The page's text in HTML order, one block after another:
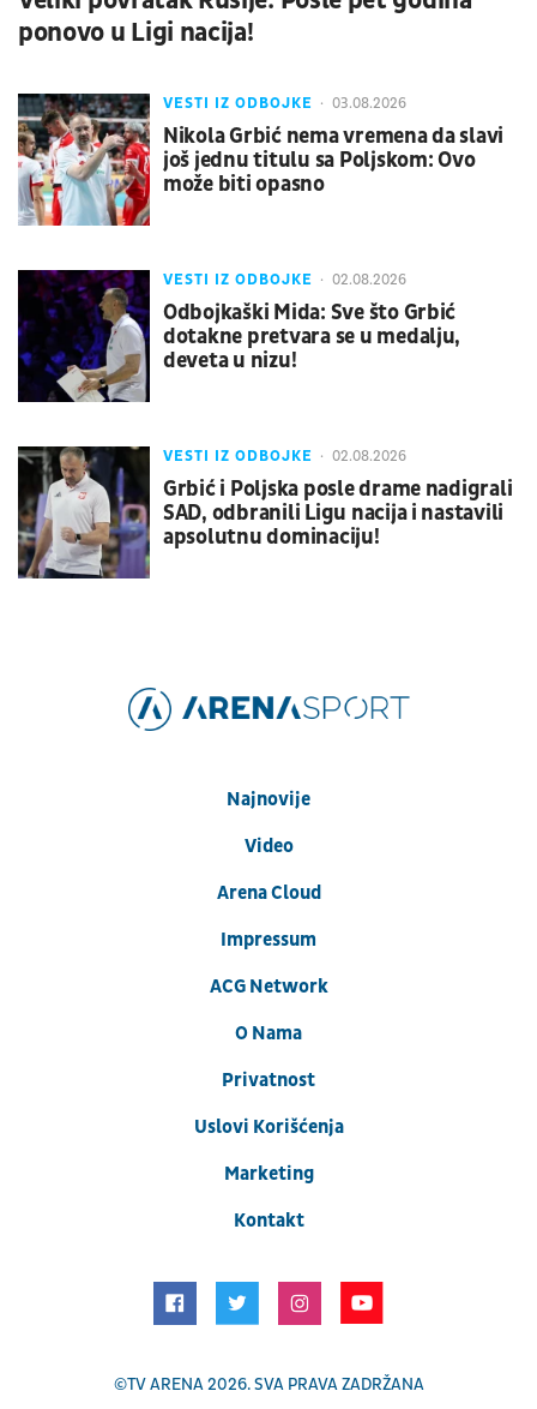
ponovo u Ligi nacija!
VESTI IZ ODBOJKE 03.08.2026
Nikola Grbić nema vremena da slavi
još jednu titulu sa Poljskom: Ovo
može biti opasno
VESTI IZ ODBOJKE 02.08.2026
Odbojkaški Mida: Sve što Grbić
dotakne pretvara se u medalju,
deveta u nizu!
VESTI IZ ODBOJKE 02.08.2026
Grbić i Poljska posle drame nadigrali
SAD, odbranili Ligu nacija i nastavili
apsolutnu dominaciju!
Najnovije
Video
Arena Cloud
Impressum
ACG Network
O Nama
Privatnost
Uslovi Korišćenja
Marketing
Kontakt
©TV ARENA2026. SVA PRAVA ZADRŽANA